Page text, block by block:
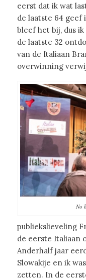
eerst dat ik wat
de laatste 64 geef
bleef het bij, dus
de laatste 32
van de Italiaan
overwinning
No
publiekslieveling
de eerste Italiaan
Anderhalf jaar
Slowakije en ik
zetten. In de